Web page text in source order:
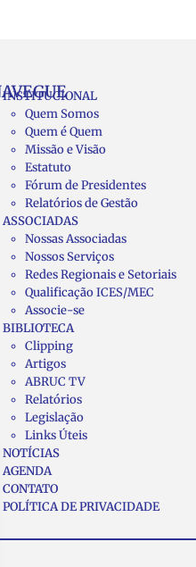
INSTITUCIONAL
Quem Somos
Quem é Quem
Missão e Visão
Estatuto
Fórum de Presidentes
Relatórios de Gestão
ASSOCIADAS
Nossas Associadas
Nossos Serviços
Redes Regionais e Setoriais
Qualificação ICES/MEC
Associe-se
BIBLIOTECA
Clipping
Artigos
ABRUC TV
Relatórios
Legislação
Links Úteis
NOTÍCIAS
AGENDA
CONTATO
POLÍTICA DE PRIVACIDADE